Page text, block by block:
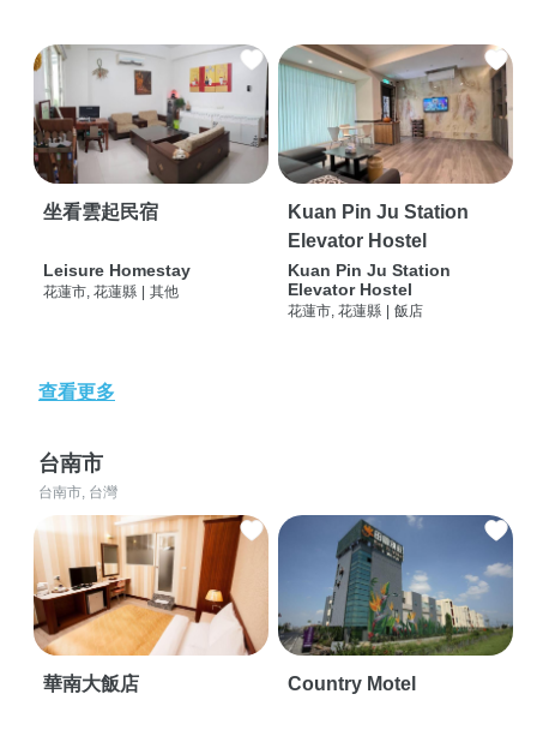
坐看雲起民宿
Leisure Homestay
花蓮市, 花蓮縣 其他
Kuan Pin Ju Station
Elevator Hostel
Kuan Pin Ju Station
Elevator Hostel
花蓮市, 花蓮縣 飯店
查看更多
台南市
台南市, 台灣
華南大飯店 Country Motel